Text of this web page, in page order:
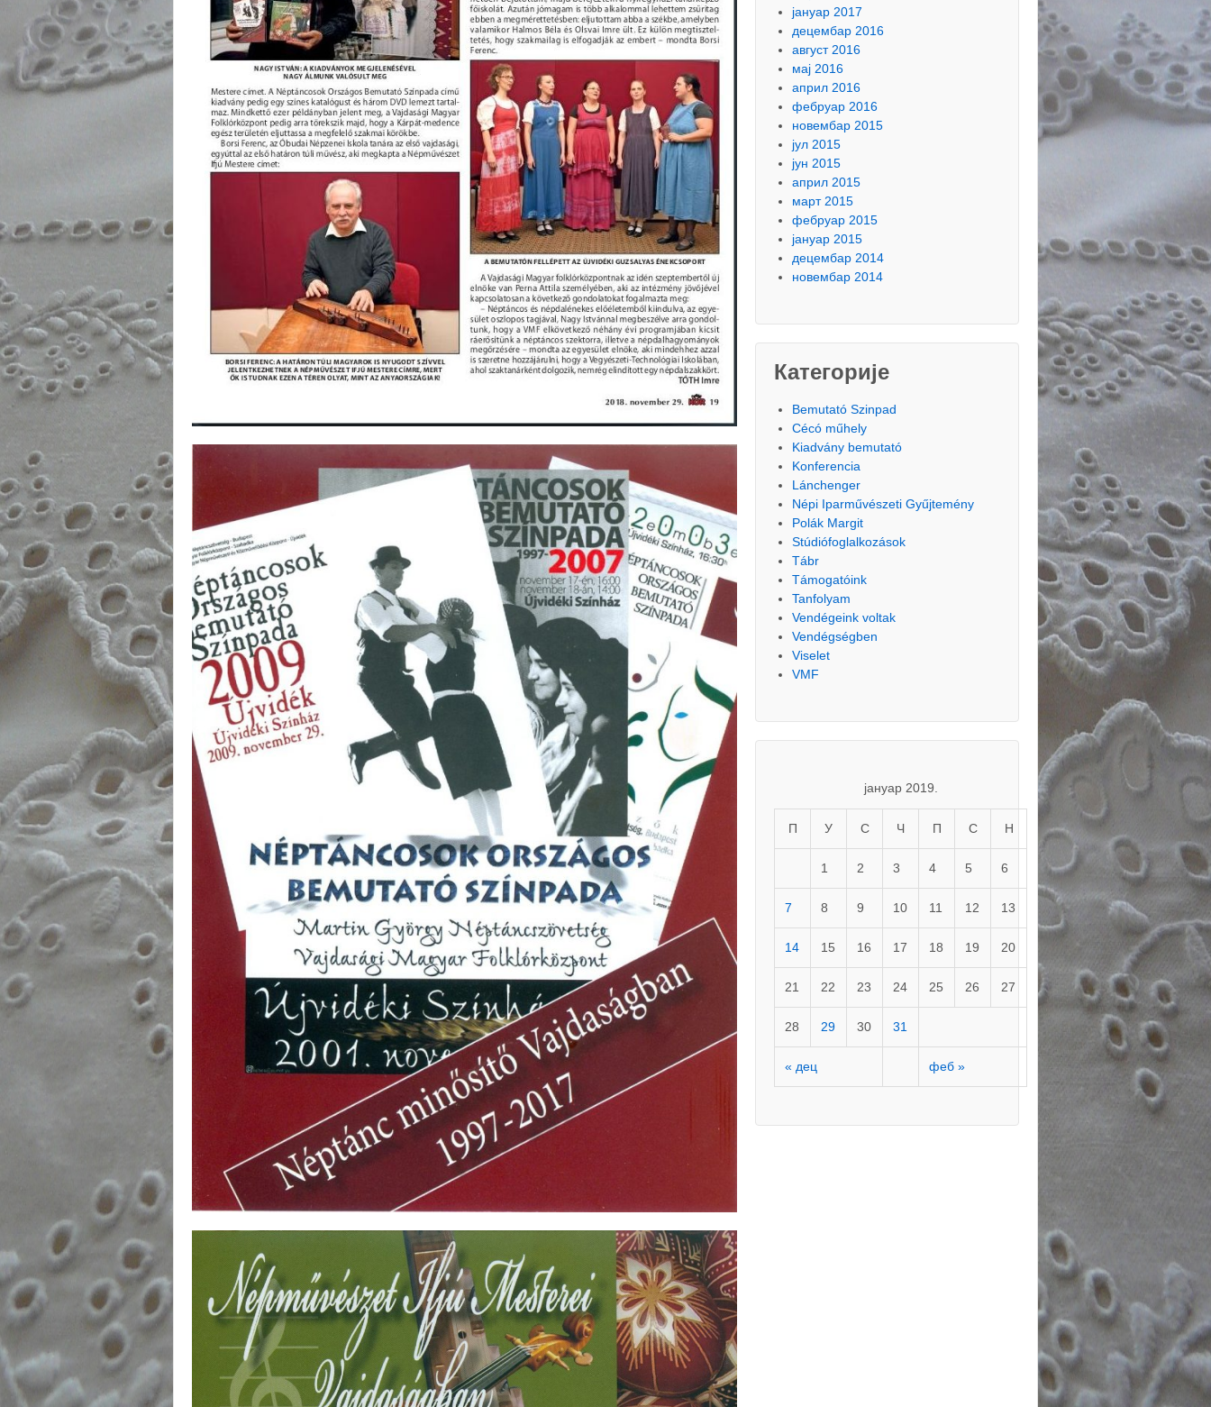
јануар 2017
децембар 2016
август 2016
мај 2016
април 2016
фебруар 2016
новембар 2015
јул 2015
јун 2015
април 2015
март 2015
фебруар 2015
јануар 2015
децембар 2014
новембар 2014
Категорије
Bemutató Szinpad
Cécó műhely
Kiadvány bemutató
Konferencia
Lánchenger
Népi Iparművészeti Gyűjtemény
Polák Margit
Stúdiófoglalkozások
Tábr
Támogatóink
Tanfolyam
Vendégeink voltak
Vendégségben
Viselet
VMF
јануар 2019.
П У С Ч П С Н
« дец феб »
1 2 3 4 5 6
7 8 9 10 11 12 13
14 15 16 17 18 19 20
21 22 23 24 25 26 27
28 29 30 31